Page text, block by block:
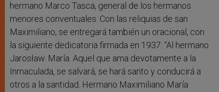
hermano Marco Tasca, general de los hermanos
menores conventuales. Con las reliquias de san
Maximiliano, se entregará también un oracional, con
la siguiente dedicatoria firmada en 1937: “Al hermano
Jarosław. María. Aquel que ama devotamente a la
Inmaculada, se salvará, se hará santo y conducirá a
otros a la santidad. Hermano Maximiliano María